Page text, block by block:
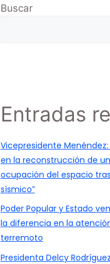
Buscar
Entradas
Vicepresidente Menéndez:
en la reconstrucción de
ocupación del espacio
sísmico”
Poder Popular y Estado
la diferencia en la
terremoto
Presidenta Delcy